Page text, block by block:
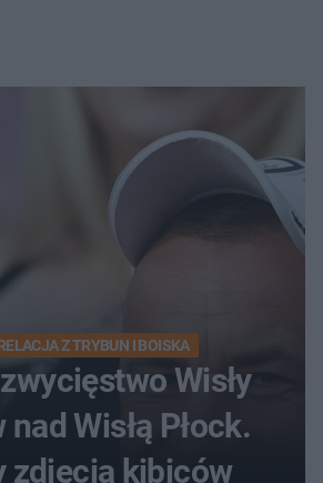
Z TRYBUN I BOISKA
Wisły
Wisłą Płock.
zdjęcia kibiców